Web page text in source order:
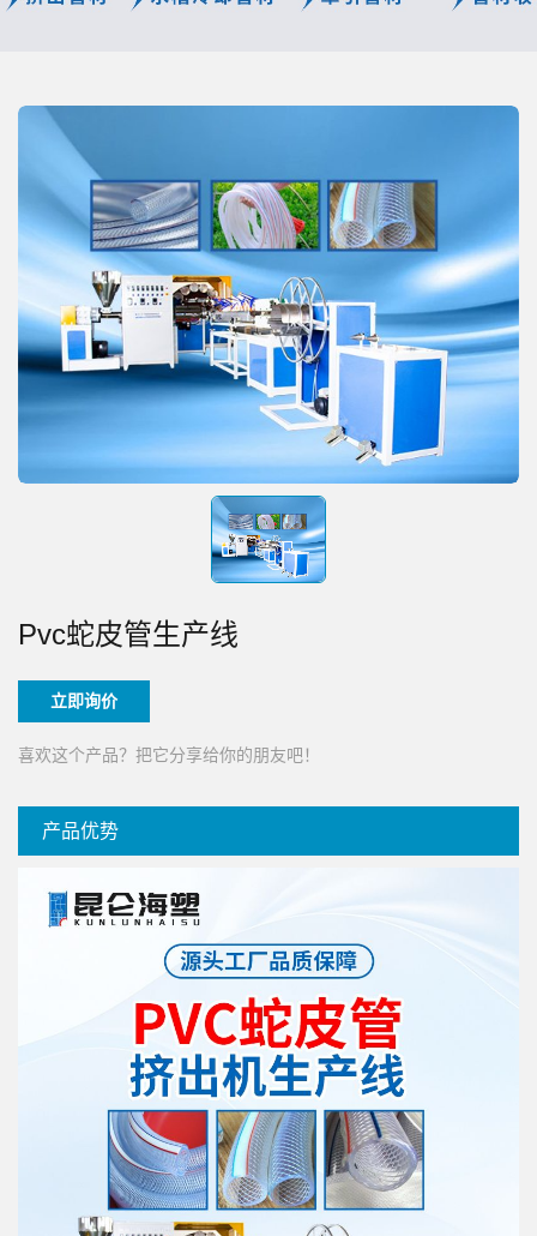
Pvc蛇皮管生产线
立即询价
喜欢这个产品？把它分享给你的朋友吧！
产品优势